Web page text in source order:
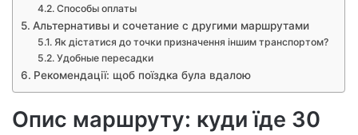
Способы оплаты
Альтернативы и сочетание с другими маршрутами
Як дістатися до точки призначення іншим транспортом?
Удобные пересадки
Рекомендації: щоб поїздка була вдалою
Опис маршруту: куди їде 30